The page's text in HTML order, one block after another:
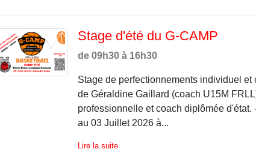
Stage d'été du G-CAMP
de 09h30 à 16h30
Stage de perfectionnements individuel et
de Géraldine Gaillard (coach U15M
professionnelle et coach diplômée
au 03 Juillet 2026 à...
Lire la suite